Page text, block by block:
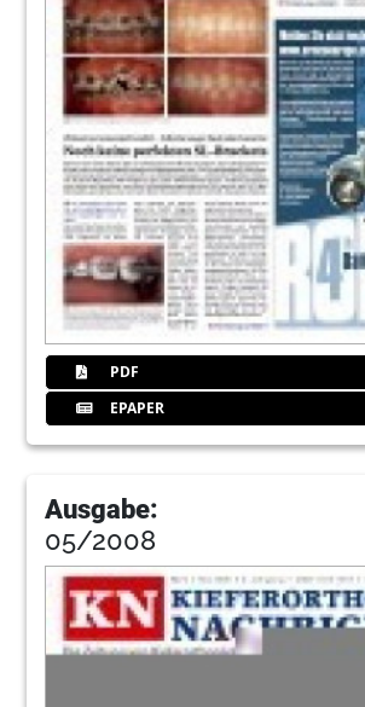
PDF
EPAPER
Ausgabe:
05/2008